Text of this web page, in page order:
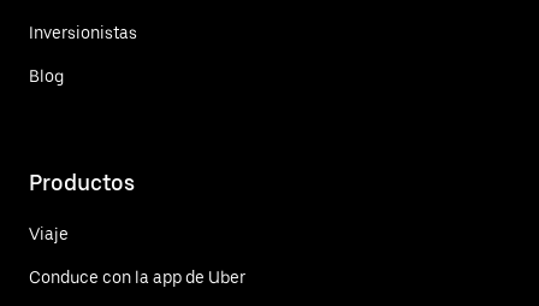
Inversionistas
Blog
Productos
Viaje
Conduce con la app de Uber